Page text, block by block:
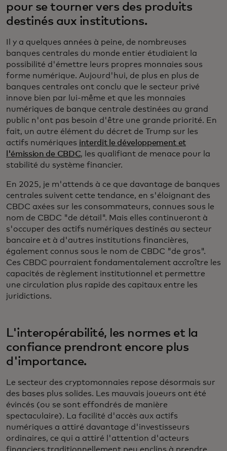
pour se tourner vers des produits
destinés aux institutions.
Il y a quelques années à peine, de nombreuses
banques centrales du monde entier étudiaient la
possibilité d'émettre leurs propres monnaies sous
forme numérique. Aujourd'hui, de plus en plus de
banques centrales ont conclu que le secteur privé
innove bien par lui-même et que les monnaies
numériques de banque centrale destinées au grand
public n'ont pas besoin d'être une grande priorité. En
fait, un autre élément du décret de Trump sur les
actifs numériques interdit le développement et
l'émission de CBDC, les qualifiant de menace pour la
stabilité du système financier.
En 2025, je m'attends à ce que davantage de banques
centrales suivent cette tendance, en s'éloignant des
CBDC axées sur les consommateurs, connues sous le
nom de CBDC "de détail". Mais elles continueront à
s'occuper des actifs numériques destinés au secteur
bancaire et à d'autres institutions financières,
également connus sous le nom de CBDC "de gros".
Ces CBDC pourraient fondamentalement accroître les
capacités de règlement institutionnel et permettre
une circulation plus rapide des capitaux entre les
juridictions.
L'interopérabilité, les normes et la
confiance prendront encore plus
d'importance.
Le secteur des cryptomonnaies repose désormais sur
des bases plus solides. Les mauvais joueurs ont été
évincés (ou se sont effondrés de manière
spectaculaire). La facilité d'accès aux actifs
numériques a attiré davantage d'investisseurs
ordinaires, ce qui a attiré l'attention d'acteurs